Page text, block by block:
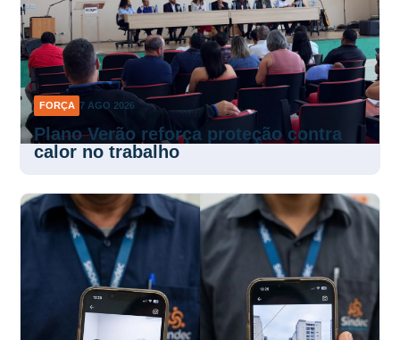
FORÇA 7 AGO 2026
Plano Verão reforça proteção contra
calor no trabalho